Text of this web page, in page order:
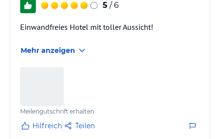
5 / 6
Einwandfreies Hotel mit toller Aussicht!
Mehr anzeigen
Meilengutschrift erhalten
Hilfreich Teilen